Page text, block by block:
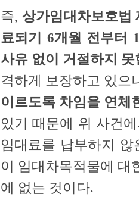
즉, 상가임대차보호법
료되기 6개월 전부터
사유 없이 거절하지 못
격하게 보장하고 있으
이르도록 차임을 연체
있기 때문에 위 사건
임대료를 납부하지
이 임대차목적물에 대
에 없는 것이다.